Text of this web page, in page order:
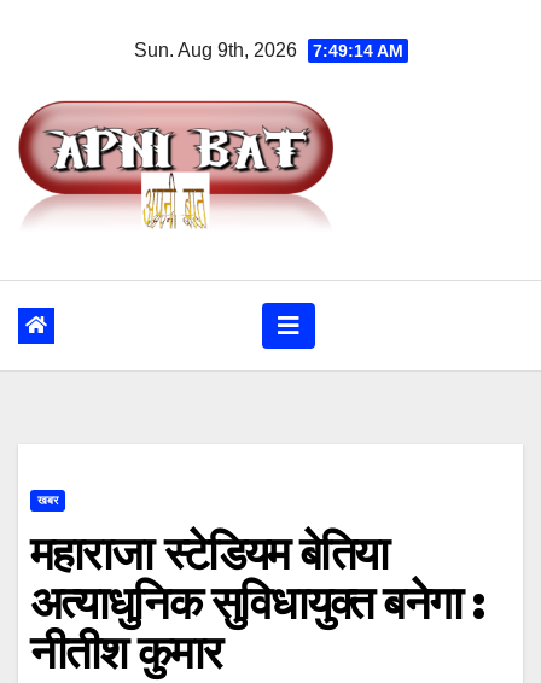
Sun. Aug 9th, 2026 7:49:15 AM
खबर
महाराजा स्टेडियम बेतिया
अत्याधुनिक सुविधायुक्त बनेगा :
नीतीश कुमार